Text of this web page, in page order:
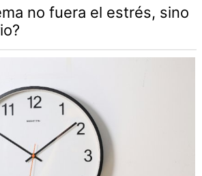
no fuera el estrés, sino